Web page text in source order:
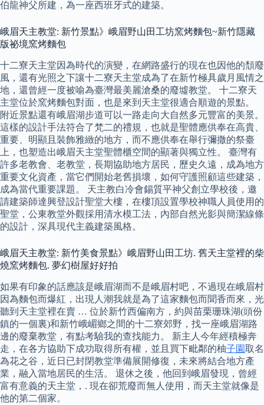
伯龍神父所建，為一座西班牙式的建築。
峨眉天主教堂: 新竹景點》峨眉野山田工坊窯烤麵包~新竹隱藏
版祕境窯烤麵包
十二寮天主堂因為時代的演變，在網路盛行的現在也因他的頹廢
風，還有光照之下讓十二寮天主堂成為了在新竹極具歲月風情之
地，還曾經一度被喻為臺灣最美麗滄桑的廢墟教堂。 十二寮天
主堂位於窯烤麵包對面，也是來到天主堂很適合順遊的景點。
附近景點還有峨眉湖步道可以一路走向大自然多元豐富的美景。
這樣的設計手法符合了梵二的禮規，也就是聖體應供奉在高貴、
重要、明顯且裝飾雅緻的地方，而不應供奉在舉行彌撒的祭臺
上，也塑造出峨眉天主堂聖體櫃空間的顯著與獨立性。 臺灣有
許多老教會、老教堂，長期協助地方居民，歷史久遠，成為地方
重要文化資產，當它們開始老舊損壞，如何守護照顧這些建築，
成為當代重要課題。 天主教白冷會錫質平神父創立學校後，邀
請建築師達興登設計聖堂大樓，在樓頂設置學校神職人員使用的
聖堂，公東教堂外觀採用清水模工法，內部自然光影與簡潔線條
的設計，深具現代主義建築風格。
峨眉天主教堂: 新竹美食景點》峨眉野山田工坊. 舊天主堂裡的柴
燒窯烤麵包. 夢幻樹屋好好拍
如果有印象的話應該是峨眉湖而不是峨眉村吧，不過現在峨眉村
因為麵包而爆紅，出現人潮我就是為了這家麵包而聞香而來，光
聽到天主堂裡在賣 … 位於新竹西偏南方，約與苗栗珊珠湖(頭份
鎮的一個裏)和新竹峨嵋鄉之間的十二寮郊野，找一座峨眉湖路
邊的廢棄教堂，有點考驗我的查找能力。 新主人今年經積極奔
走，在各方協助下成功取得所有權，並且買下毗鄰的柚子園取名
為花之谷，近日已封閉教堂準備展開修復，未來將結合地方產
業，融入當地居民的生活。 退休之後，他回到峨眉發現，曾經
富有意義的天主堂，. 現在卻荒廢而無人使用，而天主堂就像是
他的第二個家。